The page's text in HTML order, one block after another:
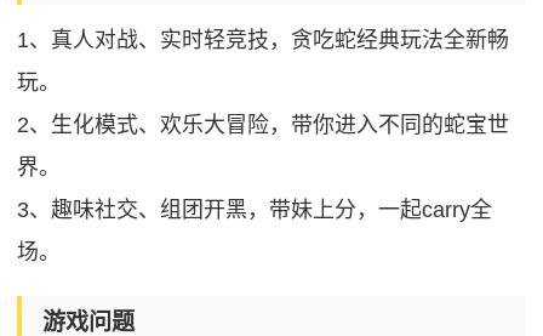
1、真人对战、实时轻竞技，贪吃蛇经典玩法全新畅
玩。
2、生化模式、欢乐大冒险，带你进入不同的蛇宝世
界。
3、趣味社交、组团开黑，带妹上分，一起carry全
场。
游戏问题